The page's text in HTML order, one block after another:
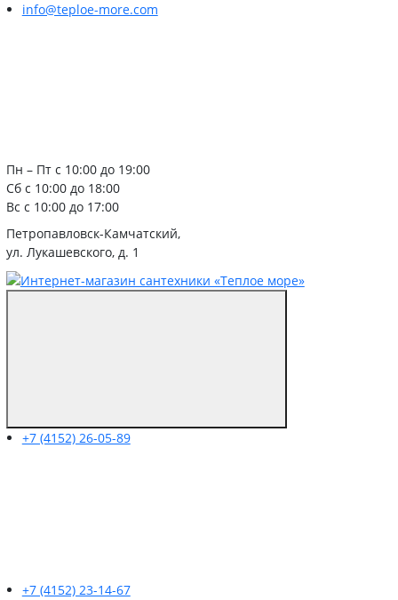
info@teploe-more.com
Пн – Пт с 10:00 до 19:00
Сб с 10:00 до 18:00
Вс с 10:00 до 17:00
Петропавловск-Камчатский,
ул. Лукашевского, д. 1
+7 (4152) 26-05-89
+7 (4152) 23-14-67